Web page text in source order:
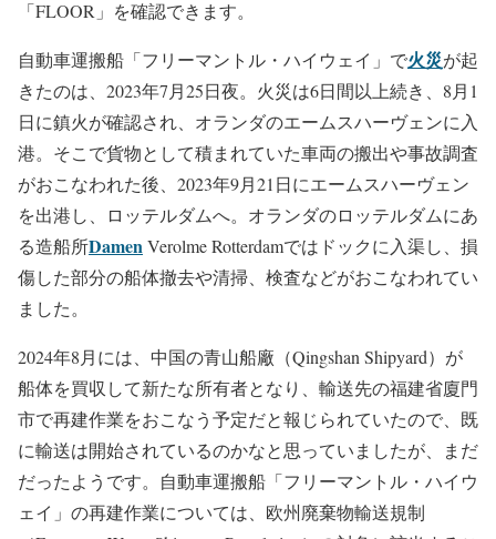
「FLOOR」を確認できます。
自動車運搬船「フリーマントル・ハイウェイ」で火災が起
きたのは、2023年7月25日夜。火災は6日間以上続き、8月1
日に鎮火が確認され、オランダのエームスハーヴェンに入
港。そこで貨物として積まれていた車両の搬出や事故調査
がおこなわれた後、2023年9月21日にエームスハーヴェン
を出港し、ロッテルダムへ。オランダのロッテルダムにあ
る造船所DamenVerolme Rotterdamではドックに入渠し、損
傷した部分の船体撤去や清掃、検査などがおこなわれてい
ました。
2024年8月には、中国の青山船廠（Qingshan Shipyard）が
船体を買収して新たな所有者となり、輸送先の福建省廈門
市で再建作業をおこなう予定だと報じられていたので、既
に輸送は開始されているのかなと思っていましたが、まだ
だったようです。自動車運搬船「フリーマントル・ハイウ
ェイ」の再建作業については、欧州廃棄物輸送規制